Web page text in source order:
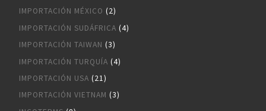
IMPORTACIÓN MÉXICO (2)
IMPORTACIÓN SUDÁFRICA (4)
IMPORTACIÓN TAIWAN (3)
IMPORTACIÓN TURQUÍA (4)
IMPORTACIÓN USA (21)
IMPORTACIÓN VIETNAM (3)